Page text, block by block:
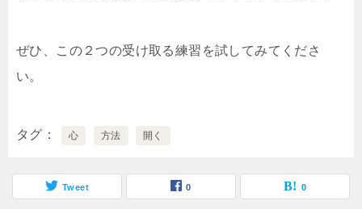
ぜひ、この２つの受け取る練習を試してみてくださ
い。
タグ 心 方法 開く
Tweet 0 0